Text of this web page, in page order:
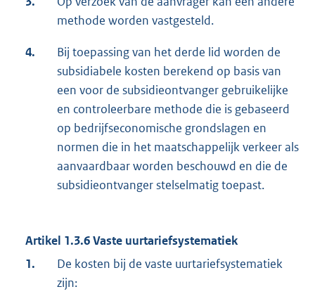
methode worden vastgesteld.
4.
Bij toepassing van het derde lid worden de
subsidiabele kosten berekend op basis van
een voor de subsidieontvanger gebruikelijke
en controleerbare methode die is gebaseerd
op bedrijfseconomische grondslagen en
normen die in het maatschappelijk verkeer als
aanvaardbaar worden beschouwd en die de
subsidieontvanger stelselmatig toepast.
Artikel 1.3.6 Vaste uurtariefsystematiek
1.
De kosten bij de vaste uurtariefsystematiek
zijn: